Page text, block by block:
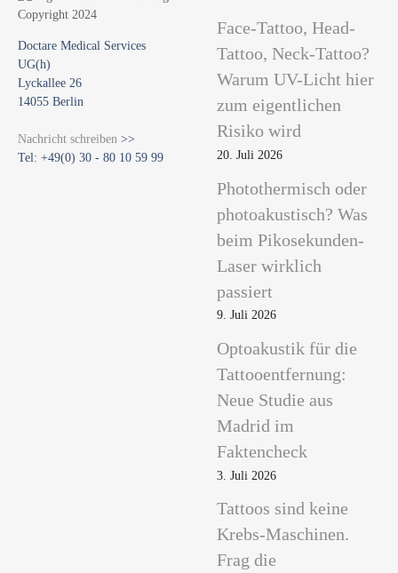
Doctare Medical Services
UG(h)
Lyckallee 26
14055 Berlin
Nachricht schreiben >>
Tel: +49(0) 30 - 80 10 59 99
Face-Tattoo, Head-
Tattoo, Neck-Tattoo?
Warum UV-Licht hier
zum eigentlichen
Risiko wird
20. Juli 2026
Photothermisch oder
photoakustisch? Was
beim Pikosekunden-
Laser wirklich
passiert
9. Juli 2026
Optoakustik für die
Tattooentfernung:
Neue Studie aus
Madrid im
Faktencheck
3. Juli 2026
Tattoos sind keine
Krebs-Maschinen.
Frag die